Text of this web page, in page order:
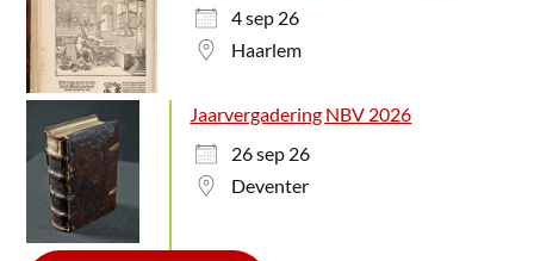
4 sep 26
Haarlem
Jaarvergadering NBV 2026
26 sep 26
Deventer